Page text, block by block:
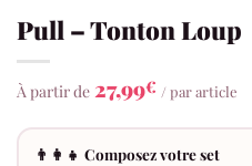
Pull – Tonton Loup
À partir de 27,99€ / par article
👨‍👩‍👧 Composez votre set